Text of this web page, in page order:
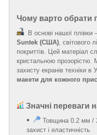
Чому варто обрати
В основі нашої плівки
Suntek (США) , світового
покриттів. Цей матеріал
кристальною
захисту екранів техніки в
макети для кожного
Значні переваги
Товщина 0.2 мм /
захист і еластичність